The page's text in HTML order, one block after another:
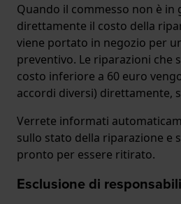
Quando il commesso non è
direttamente il costo della
viene portato in negozio per
preventivo. Le riparazioni che
costo inferiore a 60 euro
accordi diversi) direttamente,
Verrete informati
sullo stato della riparazione e
pronto per essere ritirato.
Esclusione di